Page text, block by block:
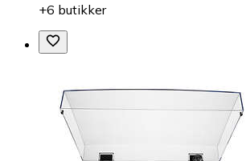
+6 butikker